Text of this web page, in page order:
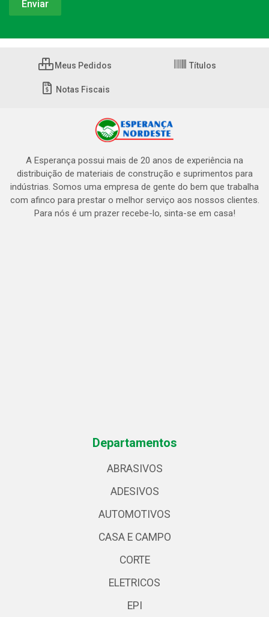
Meus Pedidos Títulos
Notas Fiscais
A Esperança possui mais de 20 anos de experiência na
distribuição de materiais de construção e suprimentos para
indústrias. Somos uma empresa de gente do bem que trabalha
com afinco para prestar o melhor serviço aos nossos clientes.
Para nós é um prazer recebe-lo, sinta-se em casa!
Departamentos
ABRASIVOS
ADESIVOS
AUTOMOTIVOS
CASA E CAMPO
CORTE
ELETRICOS
EPI